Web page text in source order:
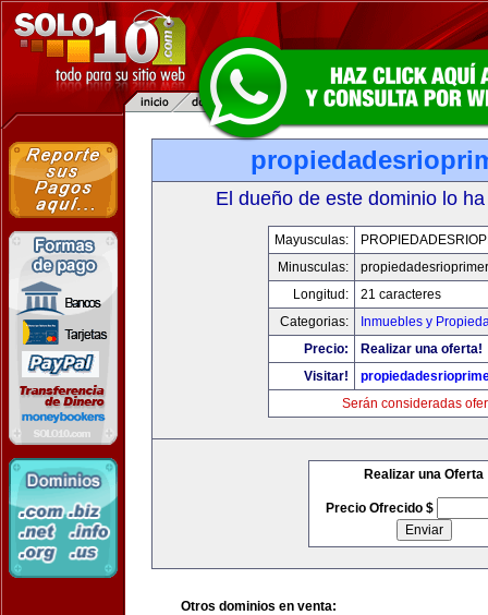
El dueño de este dominio lo
Mayusculas:
Minusculas:
Longitud:
21 caracteres
Categorias:
Inmuebles y
Precio:
Realizar una oferta!
Visitar!
Serán consideradas
Realizar una Oferta
Precio Ofrecido $
Otros dominios en venta: